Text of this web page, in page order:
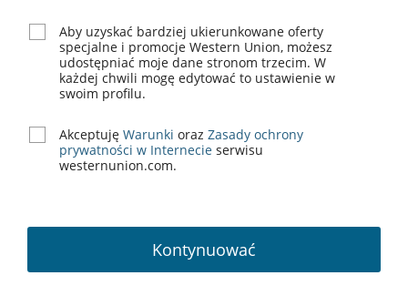
Aby uzyskać bardziej ukierunkowane oferty
specjalne i promocje Western Union, możesz
udostępniać moje dane stronom trzecim. W
każdej chwili mogę edytować to ustawienie w
swoim profilu.
Akceptuję Warunki oraz Zasady ochrony
prywatności w Internecie serwisu
westernunion.com.
Kontynuować